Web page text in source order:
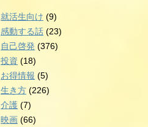
就活生向け (9)
感動する話 (23)
自己啓発 (376)
投資 (18)
お得情報 (5)
生き方 (226)
介護 (7)
映画 (66)